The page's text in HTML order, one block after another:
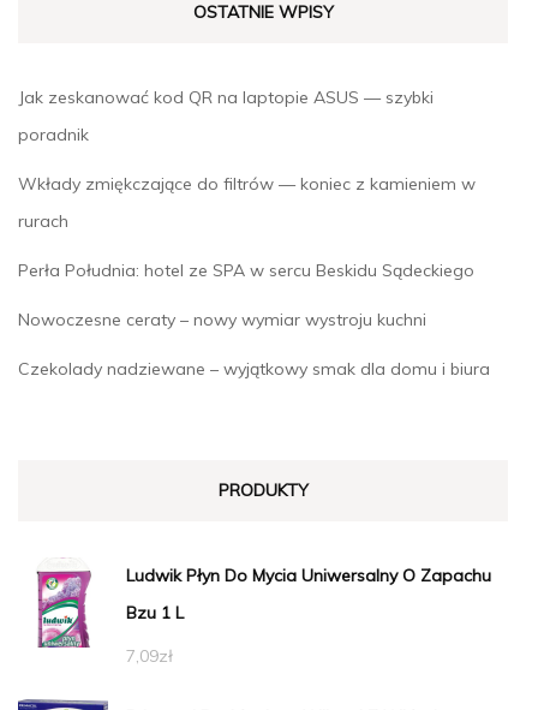
OSTATNIE WPISY
Jak zeskanować kod QR na laptopie ASUS — szybki
poradnik
Wkłady zmiękczające do filtrów — koniec z kamieniem w
rurach
Perła Południa: hotel ze SPA w sercu Beskidu Sądeckiego
Nowoczesne ceraty – nowy wymiar wystroju kuchni
Czekolady nadziewane – wyjątkowy smak dla domu i biura
PRODUKTY
Ludwik Płyn Do Mycia Uniwersalny O Zapachu
Bzu 1 L
7,09zł